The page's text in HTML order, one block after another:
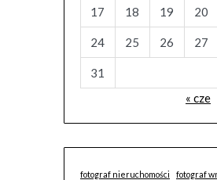
17 18 19 20
24 25 26 27
31
« cze
fotograf nieruchomości
fotograf